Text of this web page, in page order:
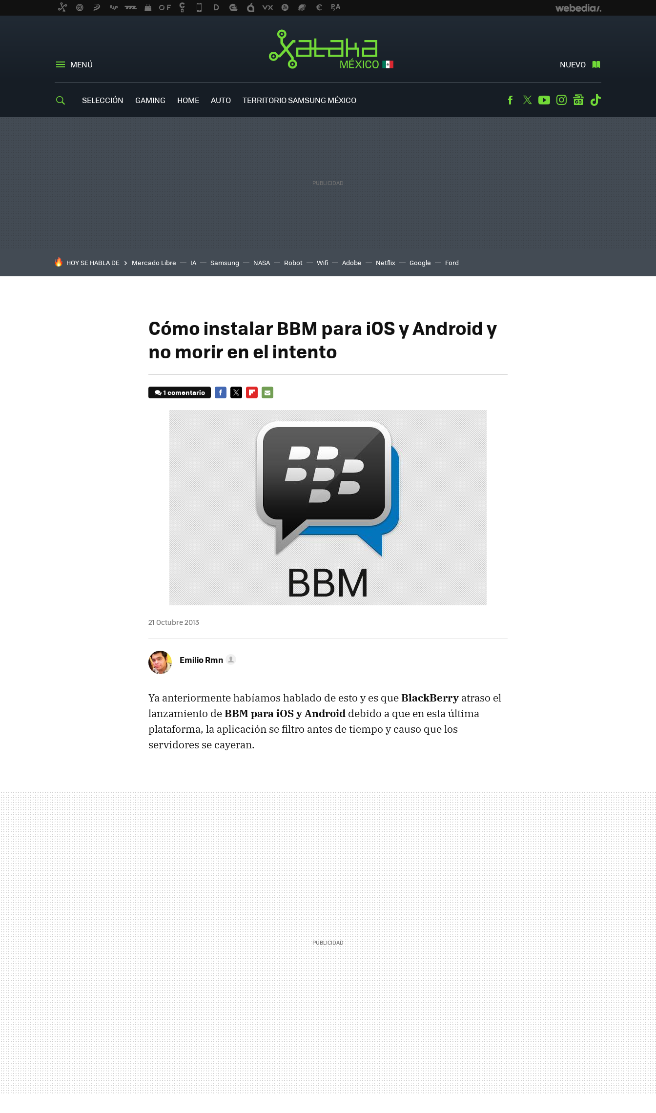
MENÚ NUEVO
SELECCIÓN GAMING HOME AUTO TERRITORIO SAMSUNG MÉXICO Facebook
TwitterYoutubeInstagramgooglenews
HOY SE HABLA DE Mercado Libre IA Samsung NASA Robot Wifi Adobe Netflix Google Ford
Cómo instalar BBM para iOS y Android y
no morir en el intento
1 comentario
MAIL
21 Octubre 2013
Emilio Rmn
Ya anteriormente habíamos hablado de esto y es queBlackBerry atraso el
lanzamiento deBBM para iOS y Android debido a que en esta última
plataforma, la aplicación se filtro antes de tiempo y causo que los
servidores se cayeran.